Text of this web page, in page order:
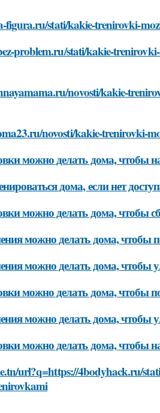
figura.ru/stati/kakie-trenirovki-
problem.ru/stati/kakie-
novosti/kakie-
novosti/kakie-trenirovki-
можно делать дома, чтобы
дома, если нет
можно делать дома, чтобы
можно делать дома, чтобы
можно делать дома, чтобы
можно делать дома, чтобы
можно делать дома, чтобы
можно делать дома, чтобы
url?q=https://4bodyhack.ru/